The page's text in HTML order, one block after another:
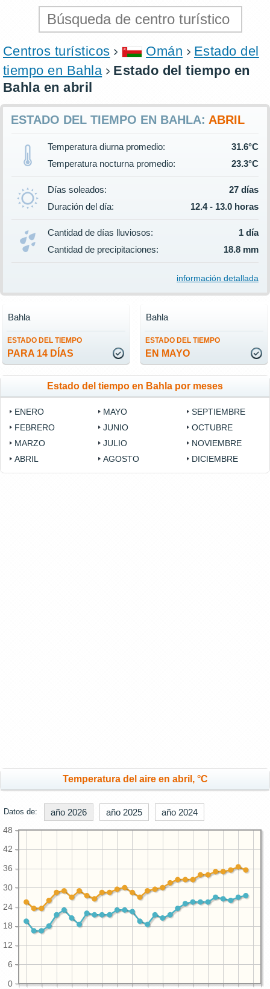
Centros turísticos Omán
Estado del
tiempo en Bahla
Estado del tiempo en
Bahla en abril
ESTADO DEL TIEMPO EN BAHLA: ABRIL
Temperatura diurna promedio:
31.6°C
Temperatura nocturna promedio:
23.3°C
Días soleados:
27 días
Duración del día:
12.4 - 13.0 horas
Cantidad de días lluviosos:
1 día
Cantidad de precipitaciones:
18.8 mm
información detallada
ESTADO DEL TIEMPO
PARA 14 DÍAS
Bahla
ESTADO DEL TIEMPO
EN MAYO
Bahla
Estado del tiempo en Bahla por meses
ENERO
FEBRERO
MARZO
ABRIL
MAYO
JUNIO
JULIO
AGOSTO
SEPTIEMBRE
OCTUBRE
NOVIEMBRE
DICIEMBRE
Temperatura del aire en abril, °C
Datos de: año 2026 año 2025 año 2024
0
6
12
18
24
30
36
42
48